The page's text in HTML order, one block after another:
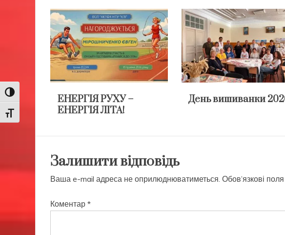
Toggle High Contrast
Toggle Font size
ЕНЕРГІЯ РУХУ –
ЕНЕРГІЯ ЛІТА!
День вишиванки
Залишити відповідь
Ваша e-mail адреса не оприлюднюватиметься. Обов’язкові
Коментар *